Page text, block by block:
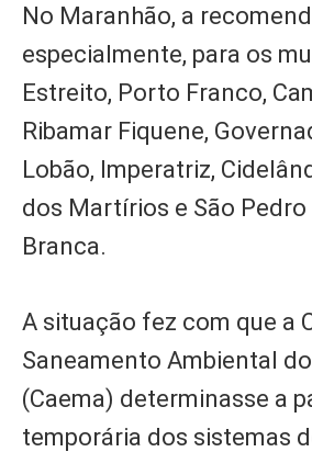
No Maranhão, a
especialmente, para os
Estreito, Porto Franco,
Ribamar Fiquene,
Lobão, Imperatriz,
dos Martírios e São Pedro
Branca.
A situação fez com que a
Saneamento Ambiental
(Caema) determinasse a
temporária dos sistemas